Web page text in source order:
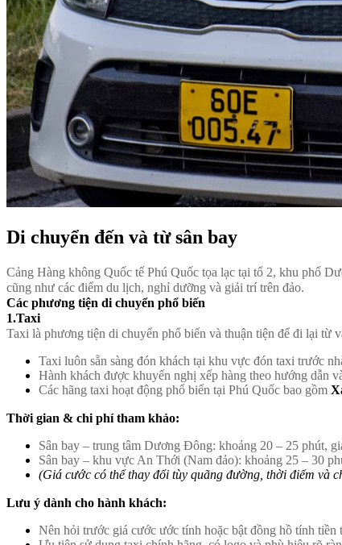
Di chuyển đến và từ sân bay
Cảng Hàng không Quốc tế Phú Quốc tọa lạc tại tổ 2, khu phố
cũng như các điểm du lịch, nghỉ dưỡng và giải trí trên đảo.
Các phương tiện di chuyển phổ biến
1.Taxi
Taxi là phương tiện di chuyển phổ biến và thuận tiện để đi lại từ
Taxi luôn sẵn sàng đón khách tại khu vực đón taxi trước
Hành khách được khuyến nghị xếp hàng theo hướng dẫn
Các hãng taxi hoạt động phổ biến tại Phú Quốc bao gồm
Thời gian & chi phí tham khảo:
Sân bay – trung tâm Dương Đông: khoảng 20 – 25 phút,
Sân bay – khu vực An Thới (Nam đảo): khoảng 25 – 30
(Giá cước có thể thay đổi tùy quãng đường, thời điểm và
Lưu ý dành cho hành khách:
Nên hỏi trước giá cước ước tính hoặc bật đồng hồ tính tiền